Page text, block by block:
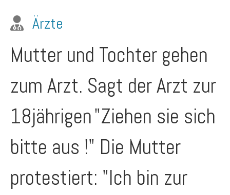
Ärzte
Mutter und Tochter gehen
zum Arzt. Sagt der Arzt zur
18jährigen"Ziehen sie sich
bitte aus !" Die Mutter
protestiert: "Ich bin zur